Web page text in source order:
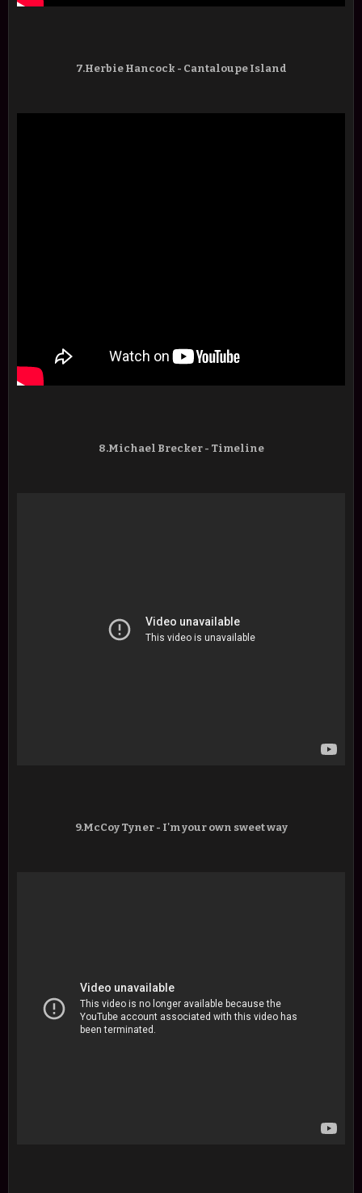
7.Herbie Hancock - Cantaloupe Island
8.Michael Brecker - Timeline
9.McCoy Tyner - I'm your own sweet way